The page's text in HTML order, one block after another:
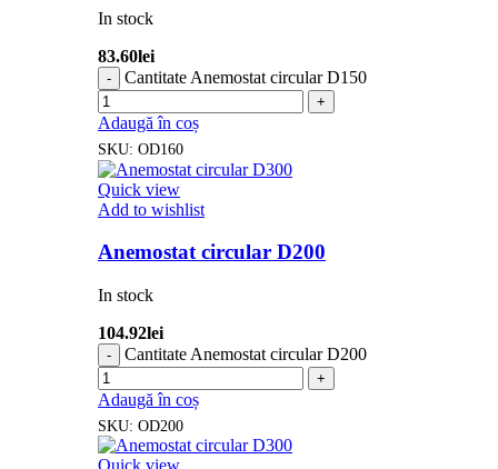
In stock
83.60lei
Cantitate Anemostat circular D150
Adaugă în coș
SKU: OD160
Quick view
Add to wishlist
Anemostat circular D200
In stock
104.92lei
Cantitate Anemostat circular D200
Adaugă în coș
SKU: OD200